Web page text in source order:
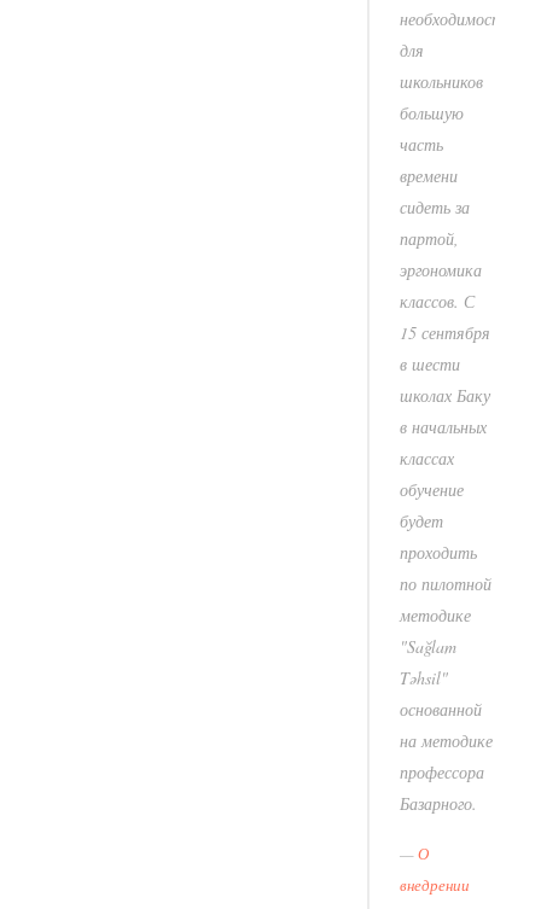
необходимость
для
школьников
большую
часть
времени
сидеть за
партой,
эргономика
классов. С
15 сентября
в шести
школах Баку
в начальных
классах
обучение
будет
проходить
по пилотной
методике
"Sağlam
Təhsil"
основанной
на методике
профессора
Базарного.
О
внедрении